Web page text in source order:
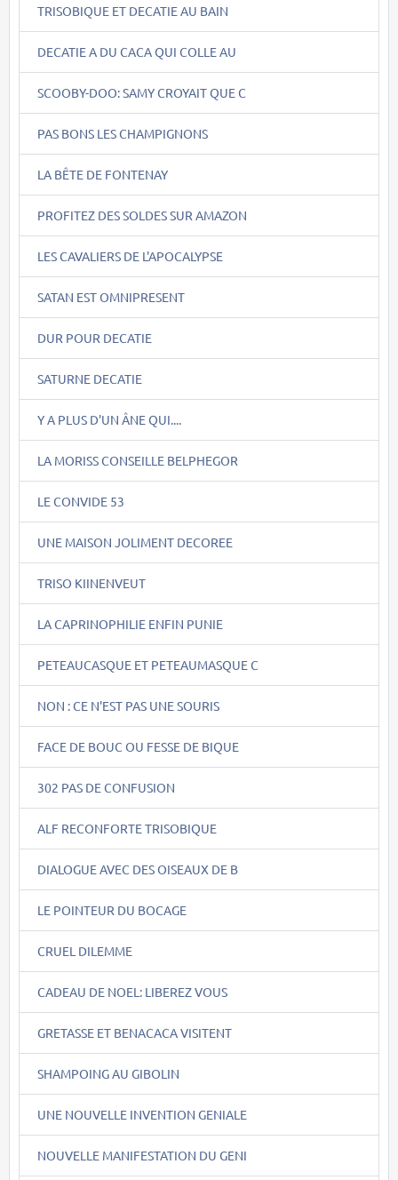
TRISOBIQUE ET DECATIE AU BAIN
DECATIE A DU CACA QUI COLLE AU
SCOOBY-DOO: SAMY CROYAIT QUE C
PAS BONS LES CHAMPIGNONS
LA BÊTE DE FONTENAY
PROFITEZ DES SOLDES SUR AMAZON
LES CAVALIERS DE L'APOCALYPSE
SATAN EST OMNIPRESENT
DUR POUR DECATIE
SATURNE DECATIE
Y A PLUS D'UN ÂNE QUI....
LA MORISS CONSEILLE BELPHEGOR
LE CONVIDE 53
UNE MAISON JOLIMENT DECOREE
TRISO KIINENVEUT
LA CAPRINOPHILIE ENFIN PUNIE
PETEAUCASQUE ET PETEAUMASQUE C
NON : CE N'EST PAS UNE SOURIS
FACE DE BOUC OU FESSE DE BIQUE
302 PAS DE CONFUSION
ALF RECONFORTE TRISOBIQUE
DIALOGUE AVEC DES OISEAUX DE B
LE POINTEUR DU BOCAGE
CRUEL DILEMME
CADEAU DE NOEL: LIBEREZ VOUS
GRETASSE ET BENACACA VISITENT
SHAMPOING AU GIBOLIN
UNE NOUVELLE INVENTION GENIALE
NOUVELLE MANIFESTATION DU GENI